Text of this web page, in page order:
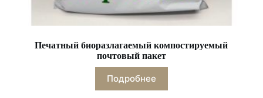
Печатный биоразлагаемый компостируемый
почтовый пакет
Подробнее